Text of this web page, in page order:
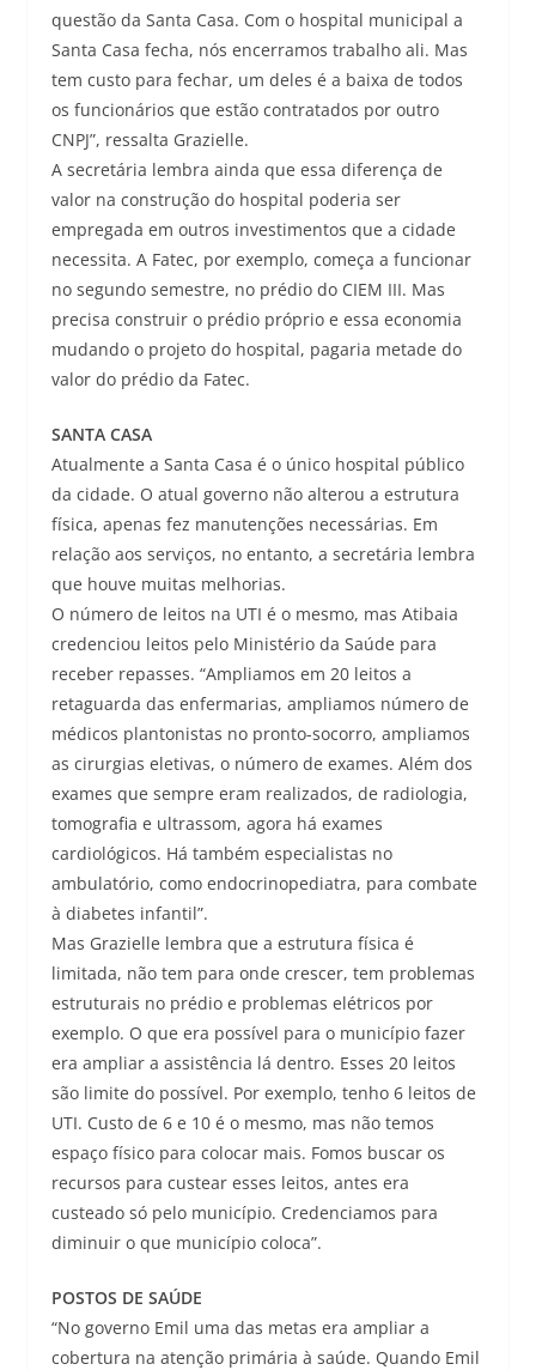
questão da Santa Casa. Com o hospital municipal a
Santa Casa fecha, nós encerramos trabalho ali. Mas
tem custo para fechar, um deles é a baixa de todos
os funcionários que estão contratados por outro
CNPJ”, ressalta Grazielle.
A secretária lembra ainda que essa diferença de
valor na construção do hospital poderia ser
empregada em outros investimentos que a cidade
necessita. A Fatec, por exemplo, começa a funcionar
no segundo semestre, no prédio do CIEM III. Mas
precisa construir o prédio próprio e essa economia
mudando o projeto do hospital, pagaria metade do
valor do prédio da Fatec.
SANTA CASA
Atualmente a Santa Casa é o único hospital público
da cidade. O atual governo não alterou a estrutura
física, apenas fez manutenções necessárias. Em
relação aos serviços, no entanto, a secretária lembra
que houve muitas melhorias.
O número de leitos na UTI é o mesmo, mas Atibaia
credenciou leitos pelo Ministério da Saúde para
receber repasses. “Ampliamos em 20 leitos a
retaguarda das enfermarias, ampliamos número de
médicos plantonistas no pronto-socorro, ampliamos
as cirurgias eletivas, o número de exames. Além dos
exames que sempre eram realizados, de radiologia,
tomografia e ultrassom, agora há exames
cardiológicos. Há também especialistas no
ambulatório, como endocrinopediatra, para combate
à diabetes infantil”.
Mas Grazielle lembra que a estrutura física é
limitada, não tem para onde crescer, tem problemas
estruturais no prédio e problemas elétricos por
exemplo. O que era possível para o município fazer
era ampliar a assistência lá dentro. Esses 20 leitos
são limite do possível. Por exemplo, tenho 6 leitos de
UTI. Custo de 6 e 10 é o mesmo, mas não temos
espaço físico para colocar mais. Fomos buscar os
recursos para custear esses leitos, antes era
custeado só pelo município. Credenciamos para
diminuir o que município coloca”.
POSTOS DE SAÚDE
“No governo Emil uma das metas era ampliar a
cobertura na atenção primária à saúde. Quando Emil